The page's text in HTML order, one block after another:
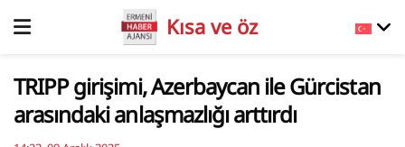
Kısa ve öz
TRIPP girişimi, Azerbaycan ile Gürcistan
arasındaki anlaşmazlığı arttırdı